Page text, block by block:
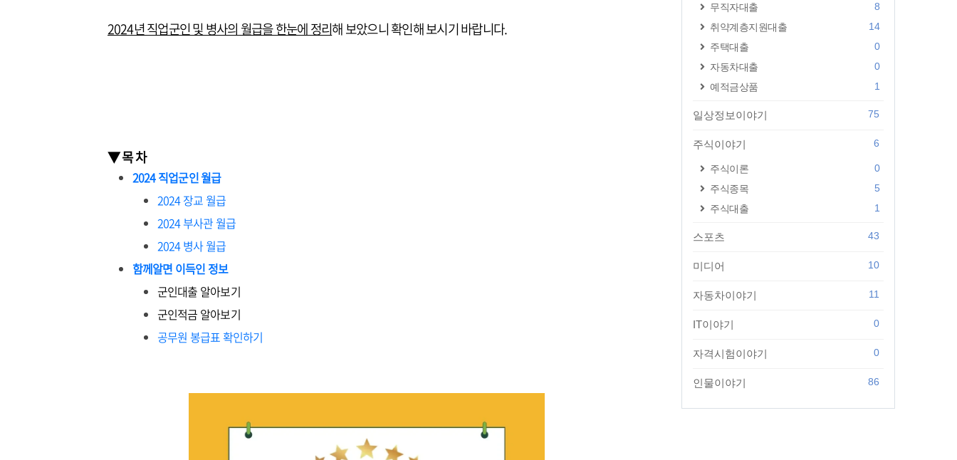
2024년 직업군인 및 병사의 월급을 한눈에 정리해 보았으니 확인해 보시기 바랍니다.
▼ 목 차
2024 직업군인 월급
2024 장교 월급
2024 부사관 월급
2024 병사 월급
함께알면 이득인 정보
군인대출 알아보기
군인적금 알아보기
공무원 봉급표 확인하기
무직자대출
8
취약계층지원대출
14
주택대출
0
자동차대출
0
예적금상품
1
일상정보이야기 75
주식이야기 6
주식이론
0
주식종목
5
주식대출
1
스포츠 43
미디어 10
자동차이야기 11
IT이야기 0
자격시험이야기 0
인물이야기 86